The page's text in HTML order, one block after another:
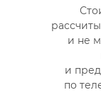
и не
и
по